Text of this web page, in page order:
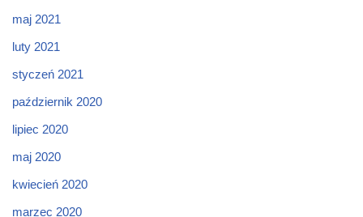
maj 2021
luty 2021
styczeń 2021
październik 2020
lipiec 2020
maj 2020
kwiecień 2020
marzec 2020